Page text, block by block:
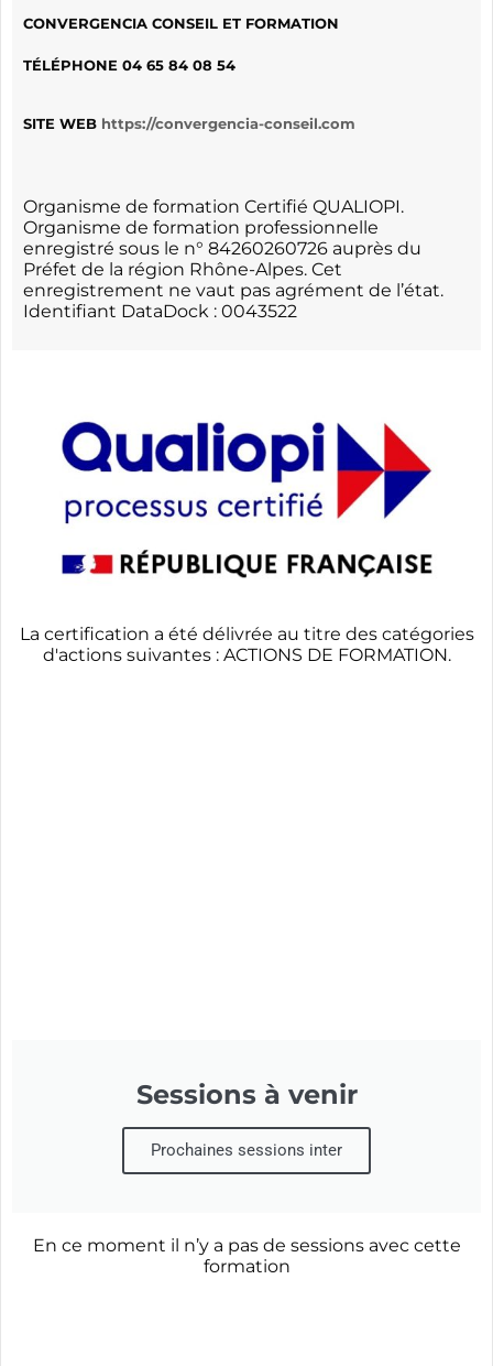
CONVERGENCIA CONSEIL ET FORMATION
TÉLÉPHONE 04 65 84 08 54
SITE WEB https://convergencia-conseil.com
Organisme de formation Certifié QUALIOPI.
Organisme de formation professionnelle
enregistré sous le n° 84260260726 auprès du
Préfet de la région Rhône-Alpes. Cet
enregistrement ne vaut pas agrément de l’état.
Identifiant DataDock : 0043522
La certification a été délivrée au titre des catégories
d'actions suivantes : ACTIONS DE FORMATION.
Sessions à venir
Prochaines sessions inter
En ce moment il n’y a pas de sessions avec cette
formation